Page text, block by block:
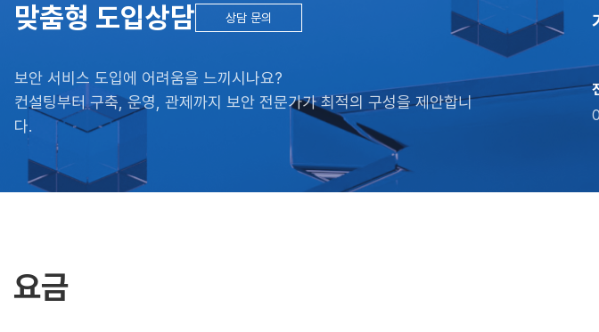
맞춤형 도입상담 상담 문의
보안 서비스 도입에 어려움을 느끼시나요?
컨설팅부터 구축, 운영, 관제까지 보안 전문가가 최적의 구성을 제안합니
다.
요금